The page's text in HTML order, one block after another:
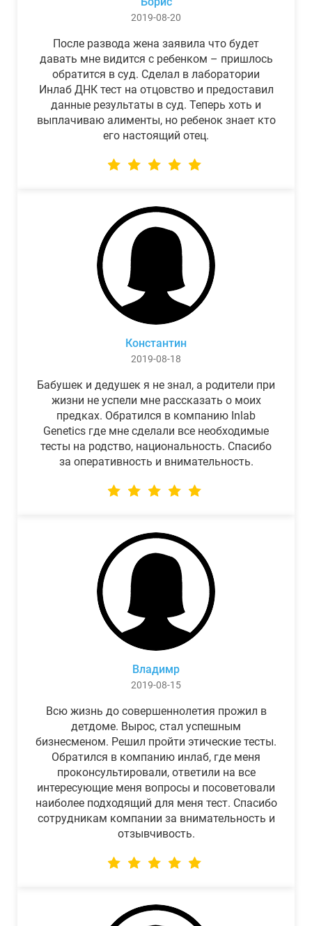
2019-08-20
После развода жена заявила что будет
давать мне видится с ребенком – пришлось
обратится в суд. Сделал в лаборатории
Инлаб ДНК тест на отцовство и предоставил
данные результаты в суд. Теперь хоть и
выплачиваю алименты, но ребенок знает кто
его настоящий отец.
Константин
2019-08-18
Бабушек и дедушек я не знал, а родители при
жизни не успели мне рассказать о моих
предках. Обратился в компанию Inlab
Genetics где мне сделали все необходимые
тесты на родство, национальность. Спасибо
за оперативность и внимательность.
Владимр
2019-08-15
Всю жизнь до совершеннолетия прожил в
детдоме. Вырос, стал успешным
бизнесменом. Решил пройти этические тесты.
Обратился в компанию инлаб, где меня
проконсультировали, ответили на все
интересующие меня вопросы и посоветовали
наиболее подходящий для меня тест. Спасибо
сотрудникам компании за внимательность и
отзывчивость.